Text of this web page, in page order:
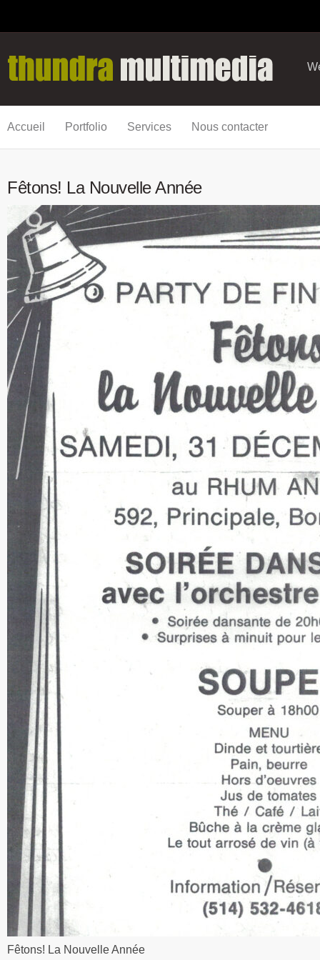
Accueil Portfolio Services Nous contacter
Fêtons! La Nouvelle Année
Fêtons! La Nouvelle Année